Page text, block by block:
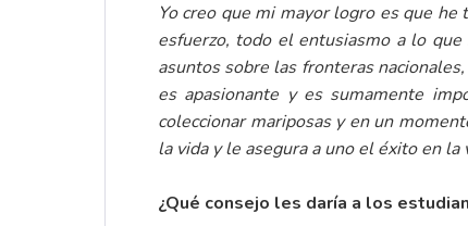
Yo creo que mi mayor logro es que
esfuerzo, todo el entusiasmo a lo
asuntos sobre las fronteras
es apasionante y es sumamente
coleccionar mariposas y en un
la vida y le asegura a uno el éxito en la
¿Qué consejo les daría a los